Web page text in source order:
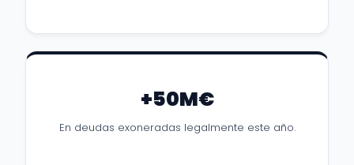
+50M€
En deudas exoneradas legalmente este año.